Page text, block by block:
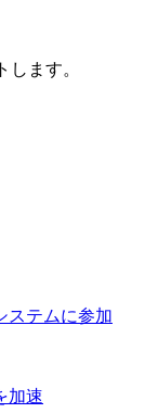
します。
ステムに参加
加速